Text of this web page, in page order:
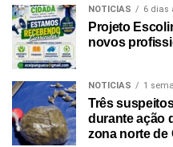
NOTICIAS 6 dias
Projeto
novos
NOTICIAS 1
Três
durante ação
zona norte de